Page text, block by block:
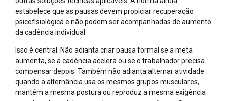
estabelece que as pausas devem propiciar recuperação
psicofisiológica e não podem ser acompanhadas de aumento
da cadência individual.
Isso é central. Não adianta criar pausa formal se a meta
aumenta, se a cadência acelera ou se o trabalhador precisa
compensar depois. Também não adianta alternar atividade
quando a alternância usa os mesmos grupos musculares,
mantém a mesma postura ou reproduz a mesma exigência